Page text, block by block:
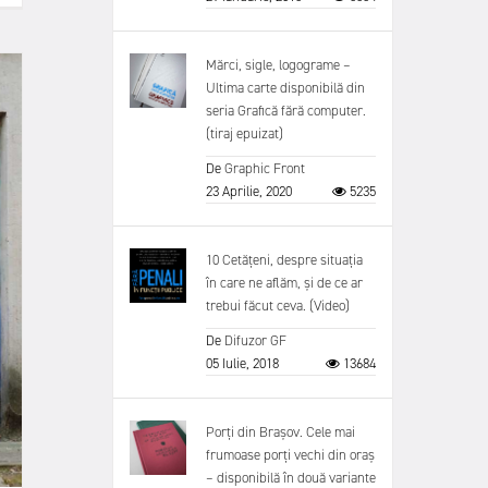
Mărci, sigle, logograme –
Ultima carte disponibilă din
seria Grafică fără computer.
(tiraj epuizat)
DeGraphic Front
23 Aprilie, 2020
5235
10 Cetățeni, despre situația
în care ne aflăm, și de ce ar
trebui făcut ceva. (Video)
De Difuzor GF
05 Iulie, 2018
13684
Porți din Brașov. Cele mai
frumoase porți vechi din oraș
– disponibilă în două variante